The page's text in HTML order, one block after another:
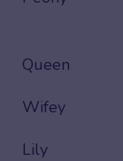
Queen
Wifey
Lily